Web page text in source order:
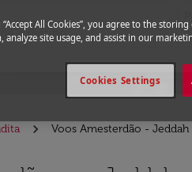
Voos Amesterdão - Jeddah
“Accept All Cookies”, you agree to the
analyze site usage, and assist in our
Cookies Settings